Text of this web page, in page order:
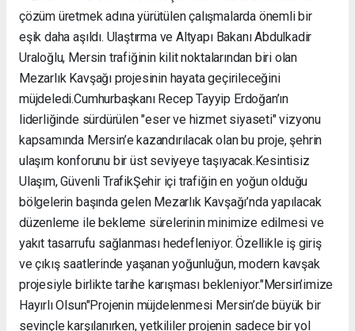
çözüm üretmek adına yürütülen çalışmalarda önemli bir
eşik daha aşıldı. Ulaştırma ve Altyapı Bakanı Abdulkadir
Uraloğlu, Mersin trafiğinin kilit noktalarından biri olan
Mezarlık Kavşağı projesinin hayata geçirileceğini
müjdeledi. ​Cumhurbaşkanı Recep Tayyip Erdoğan’ın
liderliğinde sürdürülen "eser ve hizmet siyaseti" vizyonu
kapsamında Mersin’e kazandırılacak olan bu proje, şehrin
ulaşım konforunu bir üst seviyeye taşıyacak. ​Kesintisiz
Ulaşım, Güvenli Trafik ​Şehir içi trafiğin en yoğun olduğu
bölgelerin başında gelen Mezarlık Kavşağı’nda yapılacak
düzenleme ile bekleme sürelerinin minimize edilmesi ve
yakıt tasarrufu sağlanması hedefleniyor. Özellikle iş giriş
ve çıkış saatlerinde yaşanan yoğunluğun, modern kavşak
projesiyle birlikte tarihe karışması bekleniyor. ​"Mersin’imize
Hayırlı Olsun" ​Projenin müjdelenmesi Mersin’de büyük bir
sevinçle karşılanırken, yetkililer projenin sadece bir yol